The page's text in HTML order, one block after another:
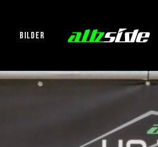
BILDER